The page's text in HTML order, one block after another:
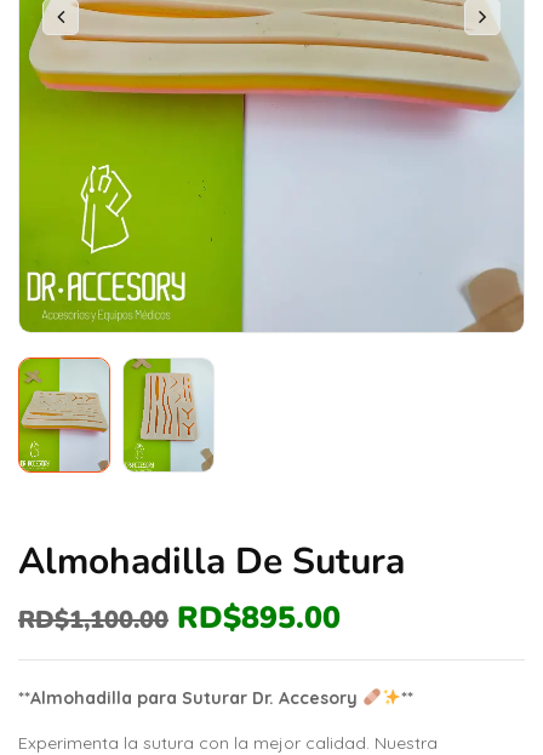
Almohadilla De Sutura
RD$1,100.00 RD$895.00
**Almohadilla para Suturar Dr. Accesory **
Experimenta la sutura con la mejor calidad. Nuestra